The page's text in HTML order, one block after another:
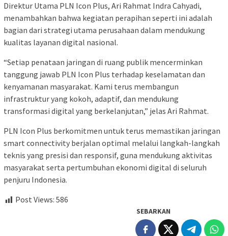
Direktur Utama PLN Icon Plus, Ari Rahmat Indra Cahyadi,
menambahkan bahwa kegiatan perapihan seperti ini adalah
bagian dari strategi utama perusahaan dalam mendukung
kualitas layanan digital nasional.
“Setiap penataan jaringan di ruang publik mencerminkan
tanggung jawab PLN Icon Plus terhadap keselamatan dan
kenyamanan masyarakat. Kami terus membangun
infrastruktur yang kokoh, adaptif, dan mendukung
transformasi digital yang berkelanjutan,” jelas Ari Rahmat.
PLN Icon Plus berkomitmen untuk terus memastikan jaringan
smart connectivity berjalan optimal melalui langkah-langkah
teknis yang presisi dan responsif, guna mendukung aktivitas
masyarakat serta pertumbuhan ekonomi digital di seluruh
penjuru Indonesia.
Post Views: 586
SEBARKAN